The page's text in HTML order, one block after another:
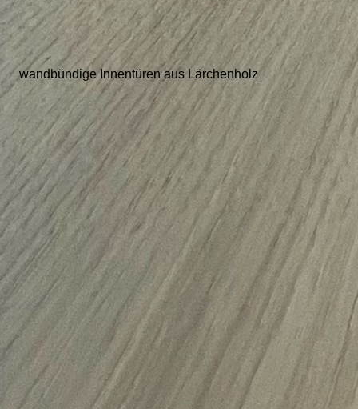
wandbündige Innentüren aus Lärchenholz